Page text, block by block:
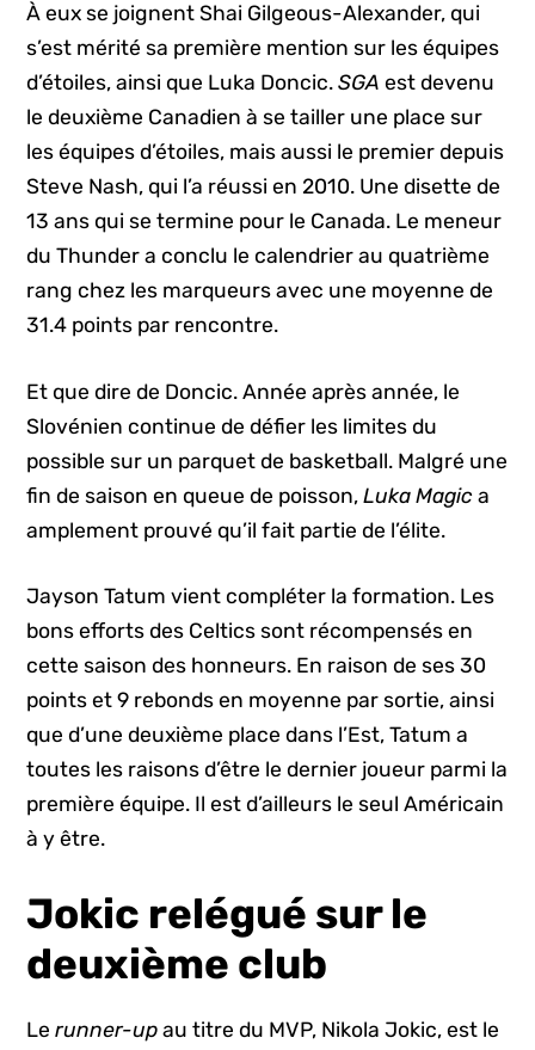
À eux se joignent Shai Gilgeous-Alexander, qui
s’est mérité sa première mention sur les équipes
d’étoiles, ainsi que Luka Doncic.SGA est devenu
le deuxième Canadien à se tailler une place sur
les équipes d’étoiles, mais aussi le premier depuis
Steve Nash, qui l’a réussi en 2010. Une disette de
13 ans qui se termine pour le Canada. Le meneur
du Thunder a conclu le calendrier au quatrième
rang chez les marqueurs avec une moyenne de
31.4 points par rencontre.
Et que dire de Doncic. Année après année, le
Slovénien continue de défier les limites du
possible sur un parquet de basketball. Malgré une
fin de saison en queue de poisson,Luka Magic a
amplement prouvé qu’il fait partie de l’élite.
Jayson Tatum vient compléter la formation. Les
bons efforts des Celtics sont récompensés en
cette saison des honneurs. En raison de ses 30
points et 9 rebonds en moyenne par sortie, ainsi
que d’une deuxième place dans l’Est, Tatum a
toutes les raisons d’être le dernier joueur parmi la
première équipe. Il est d’ailleurs le seul Américain
à y être.
Jokic relégué sur le
deuxième club
Lerunner-up au titre du MVP, Nikola Jokic, est le